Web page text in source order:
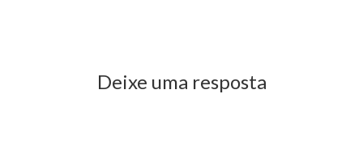
Deixe uma resposta